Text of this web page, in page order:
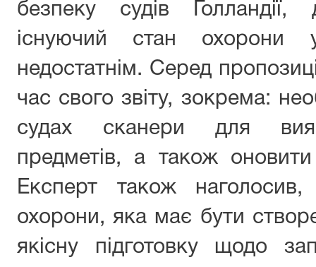
безпеку судів
існуючий стан охорони
недостатнім. Серед
час свого звіту, зокрема:
судах сканери для
предметів, а також оновити
Експерт також
охорони, яка має бути
якісну підготовку щодо